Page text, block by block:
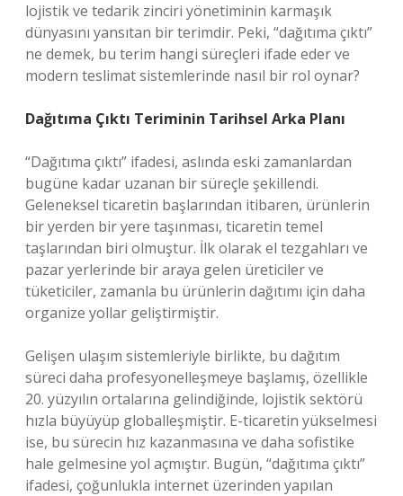
lojistik ve tedarik zinciri yönetiminin karmaşık
dünyasını yansıtan bir terimdir. Peki, “dağıtıma çıktı”
ne demek, bu terim hangi süreçleri ifade eder ve
modern teslimat sistemlerinde nasıl bir rol oynar?
Dağıtıma Çıktı Teriminin Tarihsel Arka Planı
“Dağıtıma çıktı” ifadesi, aslında eski zamanlardan
bugüne kadar uzanan bir süreçle şekillendi.
Geleneksel ticaretin başlarından itibaren, ürünlerin
bir yerden bir yere taşınması, ticaretin temel
taşlarından biri olmuştur. İlk olarak el tezgahları ve
pazar yerlerinde bir araya gelen üreticiler ve
tüketiciler, zamanla bu ürünlerin dağıtımı için daha
organize yollar geliştirmiştir.
Gelişen ulaşım sistemleriyle birlikte, bu dağıtım
süreci daha profesyonelleşmeye başlamış, özellikle
20. yüzyılın ortalarına gelindiğinde, lojistik sektörü
hızla büyüyüp globalleşmiştir. E-ticaretin yükselmesi
ise, bu sürecin hız kazanmasına ve daha sofistike
hale gelmesine yol açmıştır. Bugün, “dağıtıma çıktı”
ifadesi, çoğunlukla internet üzerinden yapılan